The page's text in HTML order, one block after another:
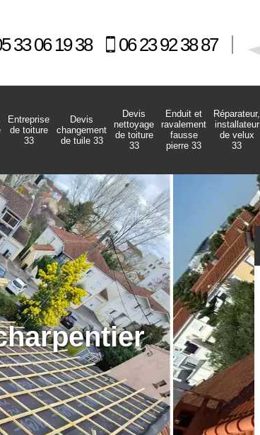
33 06 19 38 06 23 92 38 87
Entreprise
de toiture
33
Devis
changement
de tuile 33
Devis
nettoyage
de toiture
33
Enduit et
ravalement
fausse
pierre 33
Réparateur,
installateur
de velux
33